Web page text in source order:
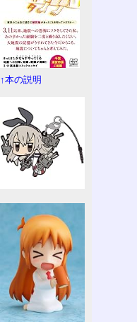
↑本の説明